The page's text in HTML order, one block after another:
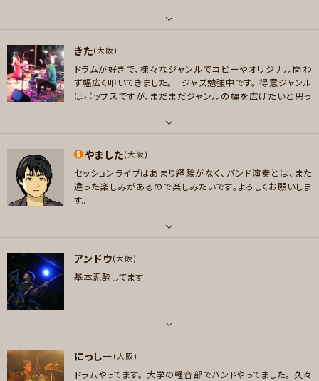
ロック , パンク/メロコア , ハードロック/ヘヴィメタル
プレイヤー参加予定
ごくたまに下手っぴですがボーカルをすることもあります。
だりと、とても楽しませてもらっています。
す。o(^▽^)o
ボーカル , ベース , ピアノ/キーボード
好きなアーティスト
Bon Jovi , Night Ranger , Journey , Mr.BIG , Sheryl Crow , Roxett
ポップス , ロック , ハードロック/ヘヴィメタル
プレイヤー参加予定
きた(大阪)
ドラムが好きで、様々なジャンルでコピーやオリジナル問わ
ず幅広く叩いてきました。 ジャズ勉強中です。 得意ジャンル
はポップスですが、まだまだジャンルの幅を広げたいと思っ
ドラム , パーカッション
好きなジャンル
ポップス , ロック , ハードロック/ヘヴィメタル , ファンク/ブルース , ジャズ/
プレイヤー参加予定
やました(大阪)
セッションライブはあまり経験がなく、バンド演奏とは、また
違った楽しみがあるので楽しみたいです。よろしくお願いしま
す。
ドラム
好きなジャンル
ポップス , ロック , ファンク/ブルース , ジャズ/フュージョン , ボサノバ/ラテ
アンドウ(大阪)
基本泥酔してます
ギター
にっしー (大阪)
ドラムやってます。 大学の軽音部でバンドやってました。 久々